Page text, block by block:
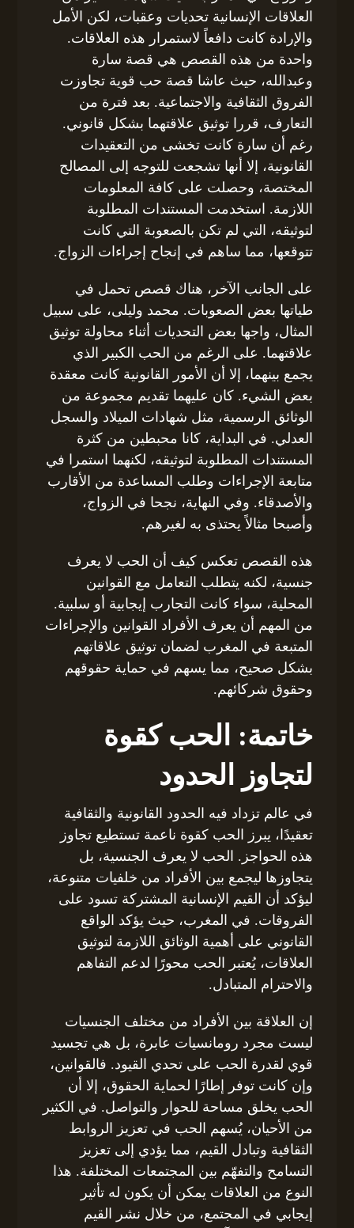
العلاقات الإنسانية تحديات وعقبات، لكن الأمل
والإرادة كانت دافعاً لاستمرار هذه العلاقات.
واحدة من هذه القصص هي قصة سارة
وعبدالله، حيث عاشا قصة حب قوية تجاوزت
الفروق الثقافية والاجتماعية. بعد فترة من
التعارف، قررا توثيق علاقتهما بشكل قانوني.
رغم أن سارة كانت تخشى من التعقيدات
القانونية، إلا أنها تشجعت للتوجه إلى المصالح
المختصة، وحصلت على كافة المعلومات
اللازمة. استخدمت المستندات المطلوبة
لتوثيقه، التي لم تكن بالصعوبة التي كانت
تتوقعها، مما ساهم في إنجاح إجراءات الزواج.
على الجانب الآخر، هناك قصص تحمل في
طياتها بعض الصعوبات. محمد وليلى، على سبيل
المثال، واجها بعض التحديات أثناء محاولة توثيق
علاقتهما. على الرغم من الحب الكبير الذي
يجمع بينهما، إلا أن الأمور القانونية كانت معقدة
بعض الشيء. كان عليهما تقديم مجموعة من
الوثائق الرسمية، مثل شهادات الميلاد والسجل
العدلي. في البداية، كانا محبطين من كثرة
المستندات المطلوبة لتوثيقه، لكنهما استمرا في
متابعة الإجراءات وطلب المساعدة من الأقارب
والأصدقاء. وفي النهاية، نجحا في الزواج،
وأصبحا مثالاً يحتذى به لغيرهم.
هذه القصص تعكس كيف أن الحب لا يعرف
جنسية، لكنه يتطلب التعامل مع القوانين
المحلية، سواء كانت التجارب إيجابية أو سلبية.
من المهم أن يعرف الأفراد القوانين والإجراءات
المتبعة في المغرب لضمان توثيق علاقاتهم
بشكل صحيح، مما يسهم في حماية حقوقهم
وحقوق شركائهم.
خاتمة: الحب كقوة
لتجاوز الحدود
في عالم تزداد فيه الحدود القانونية والثقافية
تعقيدًا، يبرز الحب كقوة ناعمة تستطيع تجاوز
هذه الحواجز. الحب لا يعرف الجنسية، بل
يتجاوزها ليجمع بين الأفراد من خلفيات متنوعة،
ليؤكد أن القيم الإنسانية المشتركة تسود على
الفروقات. في المغرب، حيث يؤكد الواقع
القانوني على أهمية الوثائق اللازمة لتوثيق
العلاقات، يُعتبر الحب محورًا لدعم التفاهم
والاحترام المتبادل.
إن العلاقة بين الأفراد من مختلف الجنسيات
ليست مجرد رومانسيات عابرة، بل هي تجسيد
قوي لقدرة الحب على تحدي القيود. فالقوانين،
وإن كانت توفر إطارًا لحماية الحقوق، إلا أن
الحب يخلق مساحة للحوار والتواصل. في الكثير
من الأحيان، يُسهم الحب في تعزيز الروابط
الثقافية وتبادل القيم، مما يؤدي إلى تعزيز
التسامح والتفهّم بين المجتمعات المختلفة. هذا
النوع من العلاقات يمكن أن يكون له تأثير
إيجابي في المجتمع، من خلال نشر القيم